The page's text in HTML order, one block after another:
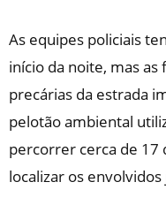
As equipes policiais
início da noite, mas as
precárias da estrada
pelotão ambiental
percorrer cerca de
localizar os